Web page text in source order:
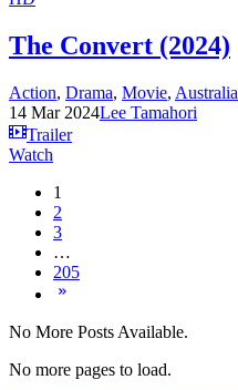
The Convert (2024)
Action, Drama, Movie, Australia
14 Mar 2024Lee Tamahori
Trailer
Watch
1
2
3
…
205
No More Posts Available.
No more pages to load.